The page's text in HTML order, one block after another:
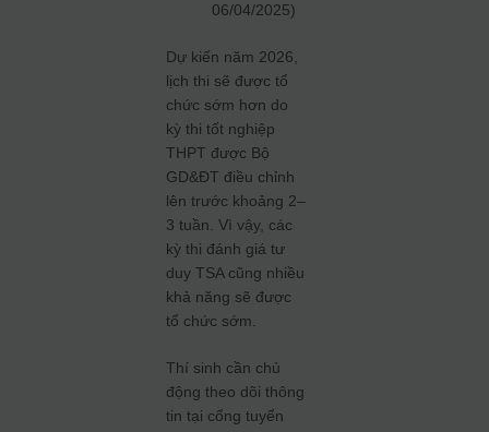
06/04/2025)
Dự kiến năm 2026,
lịch thi sẽ được tổ
chức sớm hơn do
kỳ thi tốt nghiệp
THPT được Bộ
GD&ĐT điều chỉnh
lên trước khoảng 2–
3 tuần. Vì vậy, các
kỳ thi đánh giá tư
duy TSA cũng nhiều
khả năng sẽ được
tổ chức sớm.
Thí sinh cần chủ
động theo dõi thông
tin tại cổng tuyển